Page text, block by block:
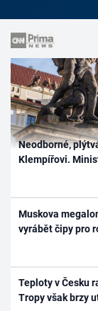
Neodborné,
Klempířovi.
Muskova
vyrábět čipy pro
Teploty v Česku
Tropy však brzy